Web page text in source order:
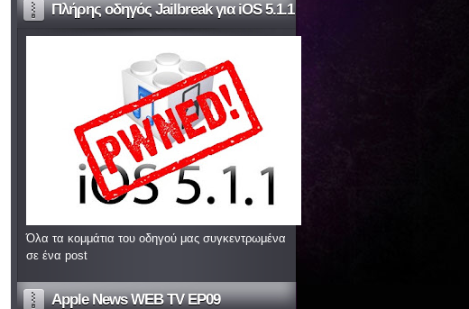
Πλήρης οδηγός Jailbreak για iOS 5.1.1
Όλα τα κομμάτια του οδηγού μας συγκεντρωμένα
σε ένα post
Apple News WEB TV EP09